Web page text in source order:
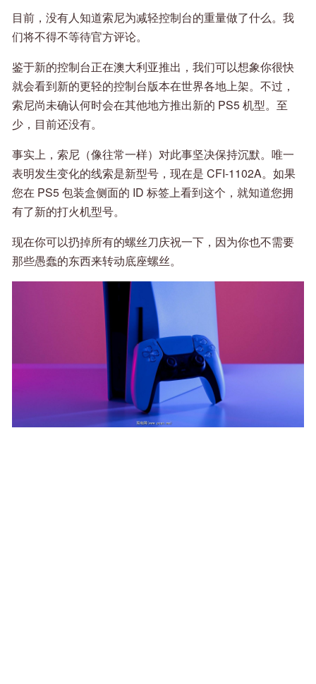
目前，没有人知道索尼为减轻控制台的重量做了什么。我
们将不得不等待官方评论。
鉴于新的控制台正在澳大利亚推出，我们可以想象你很快
就会看到新的更轻的控制台版本在世界各地上架。不过，
索尼尚未确认何时会在其他地方推出新的 PS5 机型。至
少，目前还没有。
事实上，索尼（像往常一样）对此事坚决保持沉默。唯一
表明发生变化的线索是新型号，现在是 CFI-1102A。如果
您在 PS5 包装盒侧面的 ID 标签上看到这个，就知道您拥
有了新的打火机型号。
现在你可以扔掉所有的螺丝刀庆祝一下，因为你也不需要
那些愚蠢的东西来转动底座螺丝。